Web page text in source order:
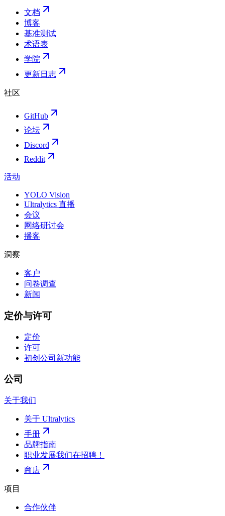
文档
博客
基准测试
术语表
学院
更新日志
社区
GitHub
论坛
Discord
Reddit
活动
YOLO Vision
Ultralytics 直播
会议
网络研讨会
播客
洞察
客户
问卷调查
新闻
定价与许可
定价
许可
初创公司 新功能
公司
关于我们
关于 Ultralytics
手册
品牌指南
职业发展我们在招聘！
商店
项目
合作伙伴